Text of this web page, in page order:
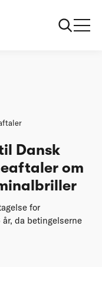
af skaermterminalbriller
Dansk
om
for
da betingelserne